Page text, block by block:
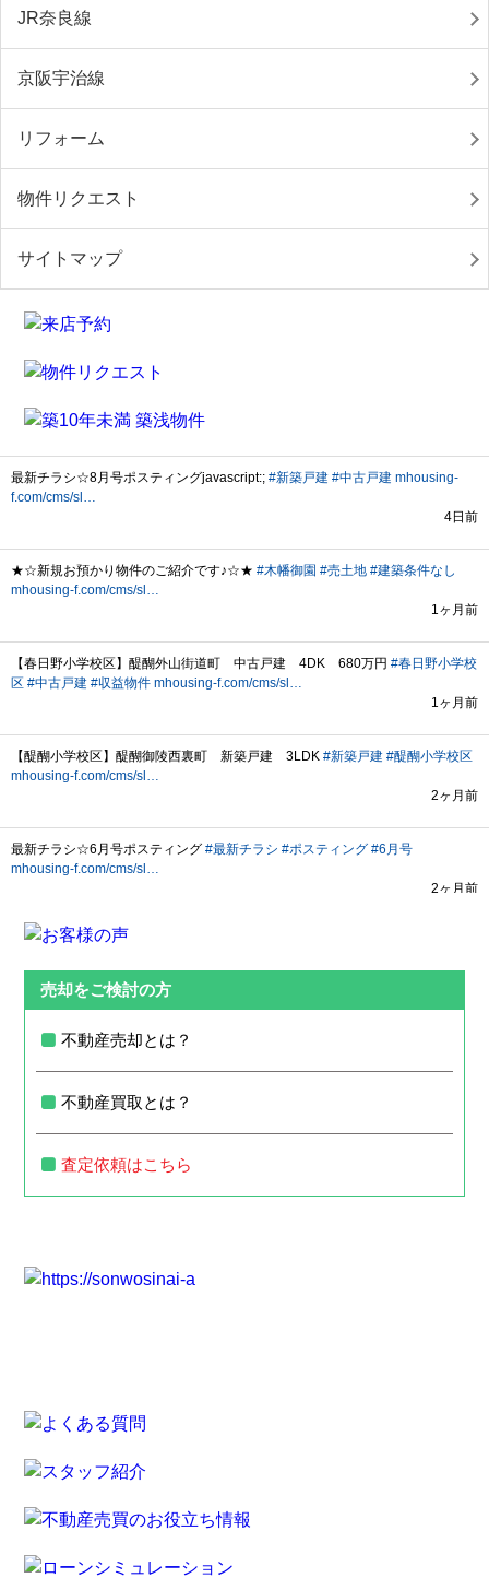
JR奈良線
京阪宇治線
リフォーム
物件リクエスト
サイトマップ
売却をご検討の方
不動産売却とは？
不動産買取とは？
査定依頼はこちら